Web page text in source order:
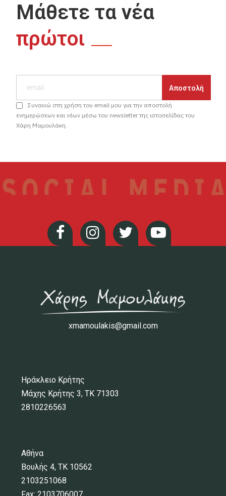
Μάθετε τα νέα
πρώτοι
Συναινώ στη χρήση του email μου για την αποστολή
ενημερώσεων και νέων μέσω του newsletter της ιστοσελίδας του
Χάρη Μαμουλάκη.
xmamoulakis@gmail.com
Ηράκλειο Κρήτης
Μάχης Κρήτης 3, ΤΚ 71303
2810226563
Αθήνα
Βουλής 4, ΤΚ 10562
2103251068